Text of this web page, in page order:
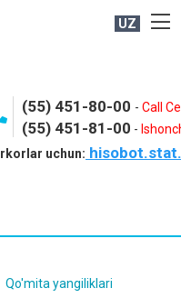
UZ
(55) 451-80-00 -Call
(55) 451-81-00 -
uchun:
Qo'mita yangiliklari